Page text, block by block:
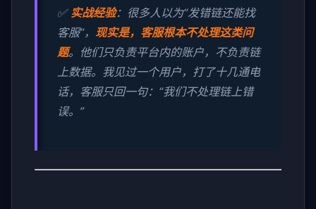
✅ 实战经验：很多人以为“发错链还能找
客服”， 现实是，客服根本不处理这类问
题。他们只负责平台内的账户，不负责链
上数据。我见过一个用户，打了十几通电
话，客服只回一句：“我们不处理链上错
误。”